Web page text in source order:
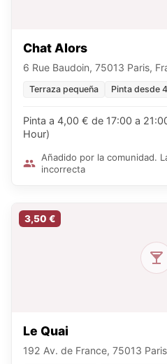
Chat Alors
6 Rue Baudoin, 75013 Paris,
Terraza pequeña Pinta desde
Pinta a 4,00 € de 17:00 a
Hour)
Añadido por la comunidad.
incorrecta
3,50 €
Le Quai
192 Av. de France, 75013